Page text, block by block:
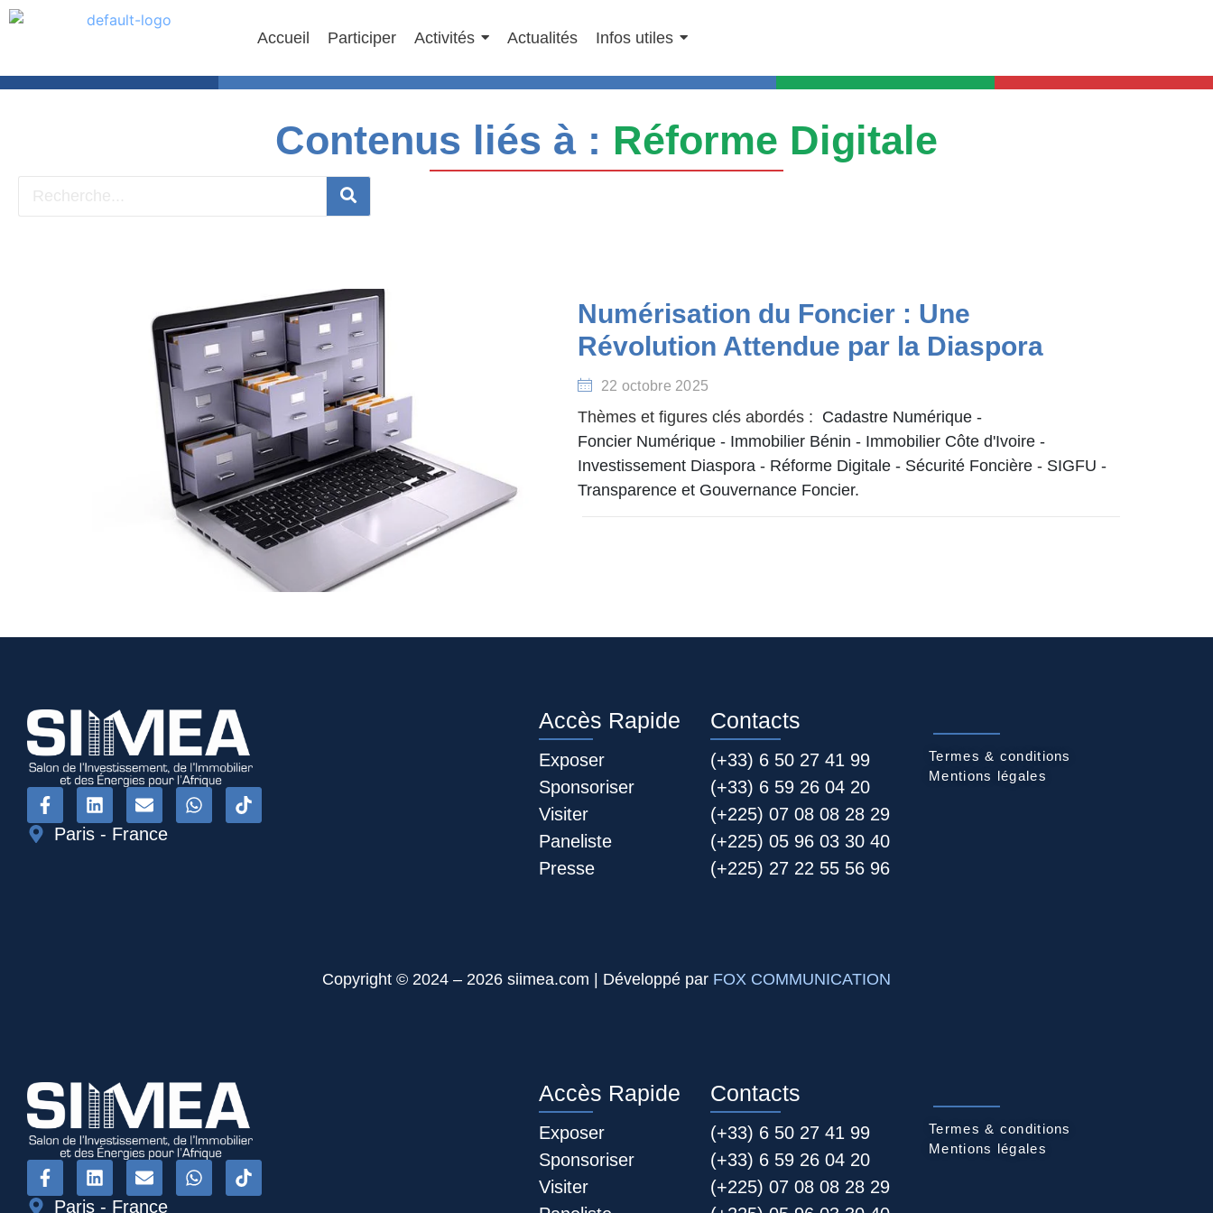
Accueil Participer Activités Actualités Infos utiles
Contenus liés à : Réforme Digitale
Numérisation du Foncier : Une
Révolution Attendue par la Diaspora
22 octobre 2025
Thèmes et figures clés abordés : Cadastre Numérique-
Foncier Numérique- Immobilier Bénin - Immobilier Côte d'Ivoire-
Investissement Diaspora- Réforme Digitale- Sécurité Foncière- SIGFU -
Transparence et Gouvernance Foncier.
Paris - France
Accès Rapide
Exposer
Sponsoriser
Visiter
Paneliste
Presse
Contacts
(+33) 6 50 27 41 99
(+33) 6 59 26 04 20
(+225) 07 08 08 28 29
(+225) 05 96 03 30 40
(+225) 27 22 55 56 96​
Termes & conditions
Mentions légales
Copyright © 2024 – 2026 siimea.com | Développé par FOX COMMUNICATION
Paris - France
Accès Rapide
Exposer
Sponsoriser
Visiter
Contacts
(+33) 6 50 27 41 99
(+33) 6 59 26 04 20
(+225) 07 08 08 28 29
Termes & conditions
Mentions légales